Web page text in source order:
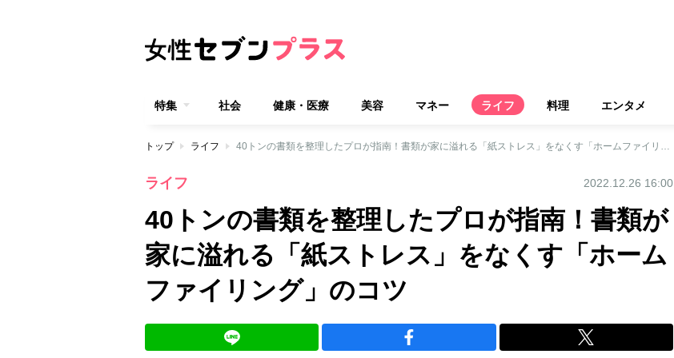
特集 社会 健康・医療 美容 マネー ライフ 料理 エンタメ
トップ ライフ 40トンの書類を整理したプロが指南！書類が家に溢れる「紙ストレス」をなくす「ホームファイリング」のコツ
ライフ 2022.12.26 16:00
40トンの書類を整理したプロが指南！書類が
家に溢れる「紙ストレス」をなくす「ホーム
ファイリング」のコツ